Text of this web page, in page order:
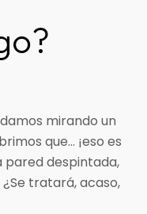
mirando un
que… ¡eso es
pared despintada,
tratará, acaso,